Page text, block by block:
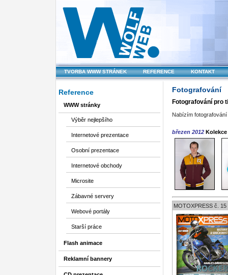
TVORBA WWW STRÁNEK REFERENCE KONTAKT
Fotografování
Fotografování pro
Nabízím
březen 2012 Kolekce
MOTOXPRESS č. 15
Reference
WWW stránky
Výběr nejlepšího
Internetové prezentace
Osobní prezentace
Internetové obchody
Microsite
Zábavné servery
Webové portály
Starší práce
Flash animace
Reklamní bannery